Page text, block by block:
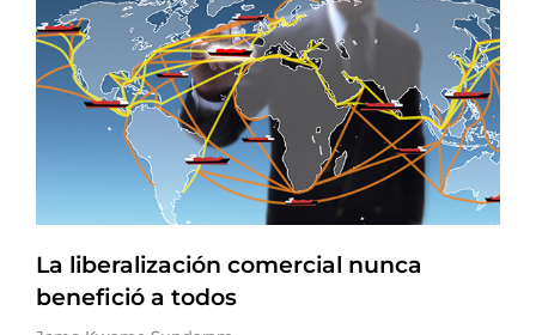
La liberalización comercial nunca
benefició a todos